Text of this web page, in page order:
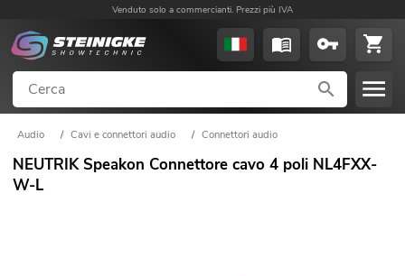
Venduto solo a commercianti. Prezzi più IVA
Audio / Cavi e connettori audio / Connettori audio
NEUTRIK Speakon Connettore cavo 4 poli NL4FXX-
W-L